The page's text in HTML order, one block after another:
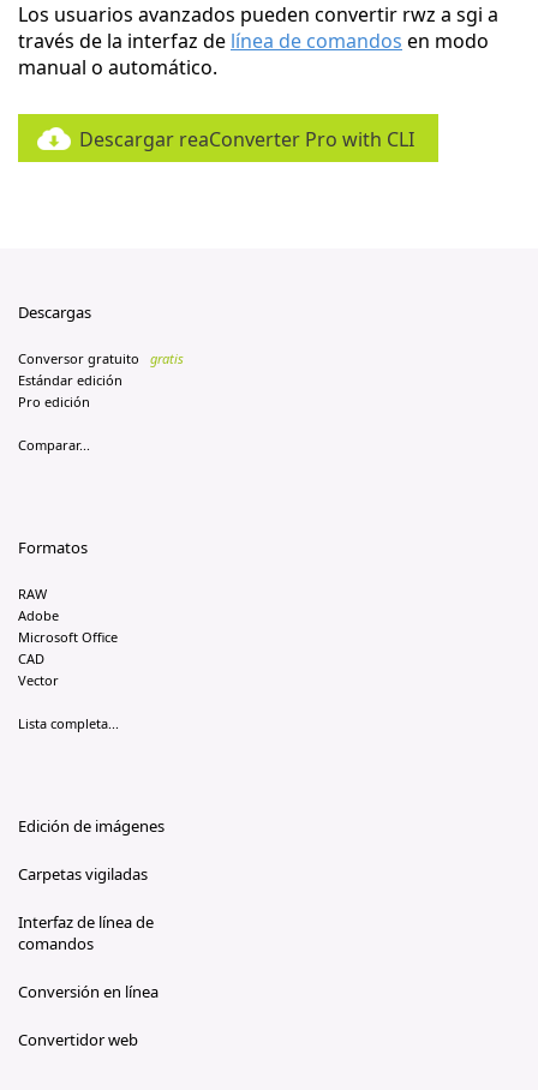
Los usuarios avanzados pueden convertir rwz a sgi a
través de la interfaz de línea de comandos en modo
manual o automático.
Descargar reaConverter Pro with CLI
Descargas
Conversor gratuito
gratis
Estándar edición
Pro edición
Comparar...
Formatos
RAW
Adobe
Microsoft Office
CAD
Vector
Lista completa...
Edición de imágenes
Carpetas vigiladas
Interfaz de línea de
comandos
Conversión en línea
Convertidor web